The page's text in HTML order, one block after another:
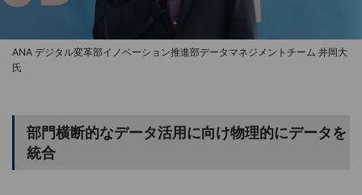
ANA デジタル変革部イノベーション推進部データマネジメントチーム 井岡大
氏
部門横断的なデータ活用に向け物理的にデータを
統合